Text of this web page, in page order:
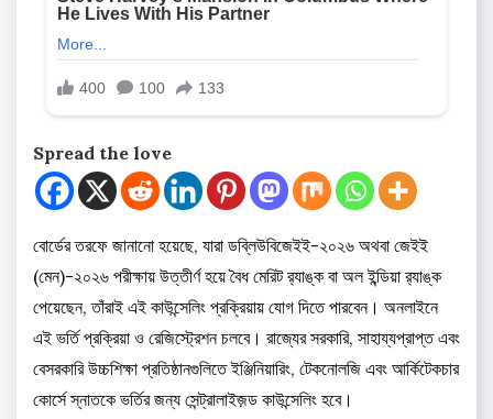
Spread the love
বোর্ডের তরফে জানানো হয়েছে, যারা ডব্লিউবিজেইই-২০২৬ অথবা জেইই
(মেন)-২০২৬ পরীক্ষায় উত্তীর্ণ হয়ে বৈধ মেরিট র‍্যাঙ্ক বা অল ইন্ডিয়া র‍্যাঙ্ক
পেয়েছেন, তাঁরাই এই কাউন্সেলিং প্রক্রিয়ায় যোগ দিতে পারবেন। অনলাইনে
এই ভর্তি প্রক্রিয়া ও রেজিস্ট্রেশন চলবে। রাজ্যের সরকারি, সাহায্যপ্রাপ্ত এবং
বেসরকারি উচ্চশিক্ষা প্রতিষ্ঠানগুলিতে ইঞ্জিনিয়ারিং, টেকনোলজি এবং আর্কিটেকচার
কোর্সে স্নাতকে ভর্তির জন্য সেন্ট্রালাইজ়ড কাউন্সেলিং হবে।